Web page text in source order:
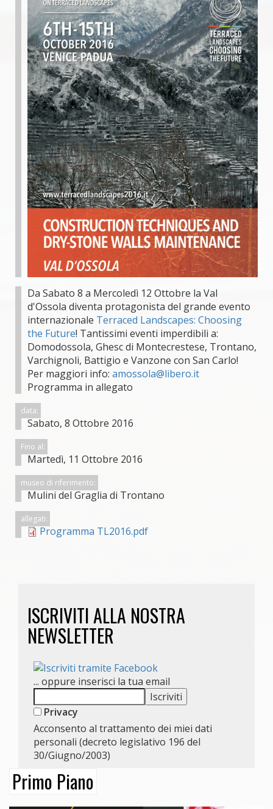
Da Sabato 8 a Mercoledì 12 Ottobre la Val
d'Ossola diventa protagonista del grande evento
internazionale Terraced Landscapes: Choosing
the Future! Tantissimi eventi imperdibili a:
Domodossola, Ghesc di Montecrestese, Trontano,
Varchignoli, Battigio e Vanzone con San Carlo!
Per maggiori info: amossola@libero.it
Programma in allegato
data:
Sabato, 8 Ottobre 2016
Fino al:
Martedì, 11 Ottobre 2016
museo di riferimento:
Mulini del Graglia di Trontano
allegati:
Programma TL2016.pdf
ISCRIVITI ALLA NOSTRA
NEWSLETTER
... oppure inserisci la tua email
Privacy
Acconsento al trattamento dei miei dati
personali (decreto legislativo 196 del
30/Giugno/2003)
Primo Piano